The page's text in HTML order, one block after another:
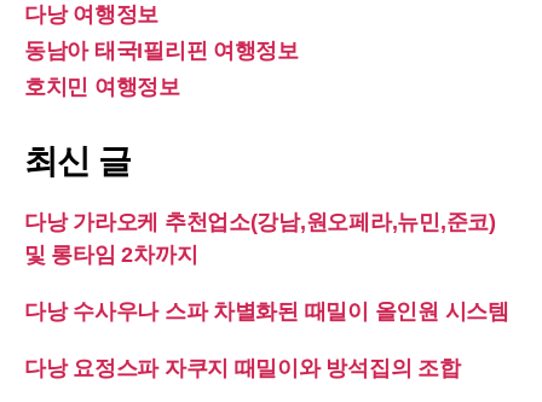
다낭 여행정보
동남아 태국I필리핀 여행정보
호치민 여행정보
최신 글
다낭 가라오케 추천업소(강남,원오페라,뉴민,준코)
및 롱타임 2차까지
다낭 수사우나 스파 차별화된 때밀이 올인원 시스템
다낭 요정스파 자쿠지 때밀이와 방석집의 조합